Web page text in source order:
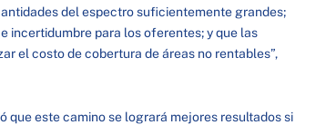
del espectro suficientemente grandes;
incertidumbre para los oferentes; y que las
el costo de cobertura de áreas no rentables”,
que este camino se logrará mejores resultados si